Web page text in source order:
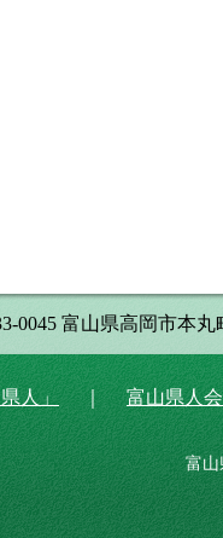
富山県高岡市本丸
人」｜富山県人
富山